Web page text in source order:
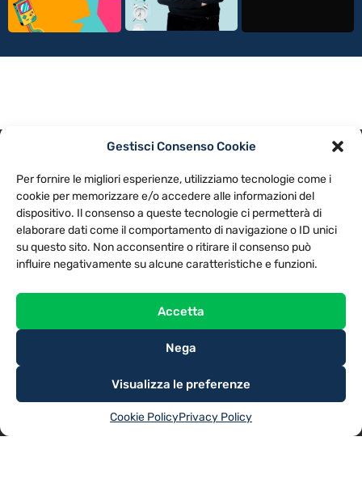
Gestisci Consenso Cookie
Per fornire le migliori esperienze, utilizziamo tecnologie come i
cookie per memorizzare e/o accedere alle informazioni del
dispositivo. Il consenso a queste tecnologie ci permetterà di
elaborare dati come il comportamento di navigazione o ID unici
su questo sito. Non acconsentire o ritirare il consenso può
influire negativamente su alcune caratteristiche e funzioni.
Accetta
Nega
Visualizza le preferenze
Cookie PolicyPrivacy Policy
NOTE LEGALI
CONTATTACI PREFERENZE
TV LIBERA S.P.A.
Via Monteleonese 95/21 – 51100 Pistoia (PT)
Tel. 0573.9136 / Fax 0573.913615